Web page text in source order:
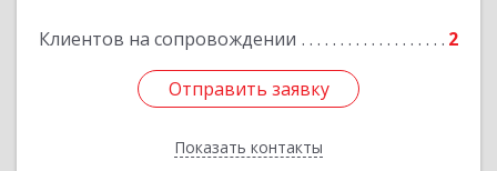
Клиентов на сопровождении 2
Отправить заявку
Показать контакты
Отправить заявку
Назад